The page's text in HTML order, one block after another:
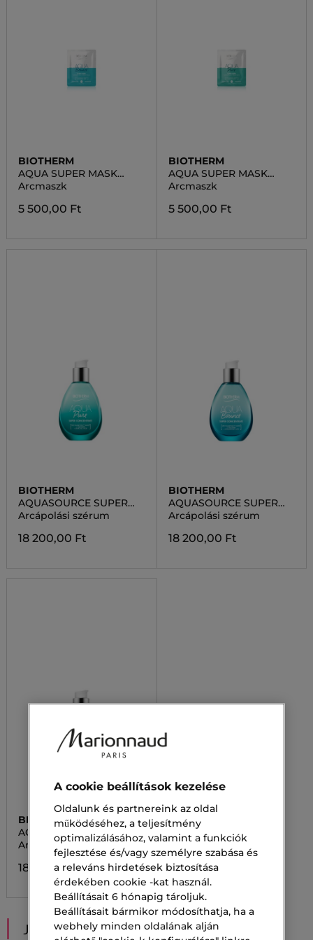
BIOTHERM
AQUA SUPER MASK
BOUNCE
Arcmaszk
5 500,00 Ft
BIOTHERM
AQUA SUPER MASK
PURE
Arcmaszk
5 500,00 Ft
BIOTHERM
AQUASOURCE SUPER
AQUA PURE
Arcápolási szérum
18 200,00 Ft
BIOTHERM
AQUASOURCE SUPER
AQUA BOUNCE
Arcápolási szérum
18 200,00 Ft
BIOTHERM
AQUASOURCE SUPER
AQUA GLOW
Arcápolási szérum
18 200,00 Ft
JAVASOLT NEKED
A cookie beállítások kezelése
Oldalunk és partnereink az oldal
működéséhez, a teljesítmény
optimalizálásához, valamint a funkciók
fejlesztése és/vagy személyre szabása és
a releváns hirdetések biztosítása
érdekében cookie -kat használ.
Beállításait 6 hónapig tároljuk.
Beállításait bármikor módosíthatja, ha a
webhely minden oldalának alján